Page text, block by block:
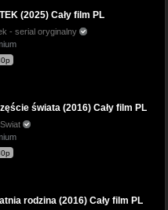
(2025) Cały film PL
- serial oryginalny
świata (2016) Cały film PL
rodzina (2016) Cały film PL